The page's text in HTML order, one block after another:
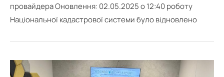
провайдера Оновлення: 02.05.2025 о 12:40 роботу
Національної кадастрової системи було відновлено